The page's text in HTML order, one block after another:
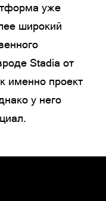
уже
широкий
Stadia от
именно проект
у него